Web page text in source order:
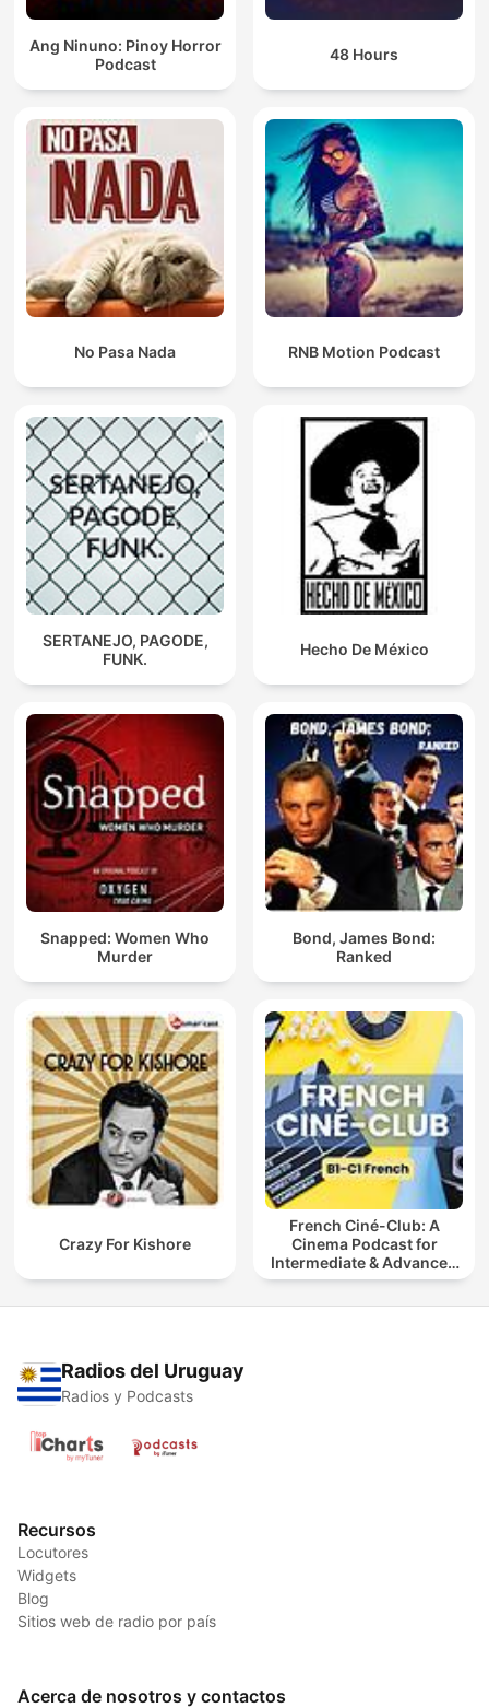
Ang Ninuno: Pinoy Horror
Podcast
48 Hours
No Pasa Nada RNB Motion Podcast
SERTANEJO, PAGODE,
FUNK.
Hecho De México
Snapped: Women Who
Murder
Bond, James Bond:
Ranked
Crazy For Kishore
French Ciné-Club: A
Cinema Podcast for
Intermediate & Advanced
French Learners
Radios del Uruguay
Radios y Podcasts
Recursos
Locutores
Widgets
Blog
Sitios web de radio por país
Acerca de nosotros y contactos